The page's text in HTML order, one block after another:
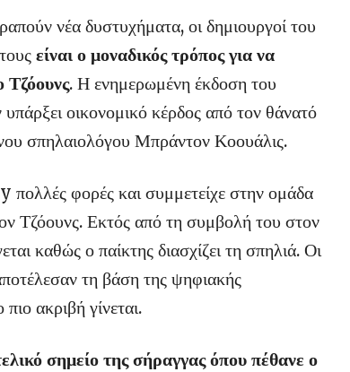
νέα δυστυχήματα, οι δημιουργοί του
είναι ο μοναδικός τρόπος για να
Τζόουνς. Η ενημερωμένη έκδοση του
οικονομικό κέρδος από τον θάνατό
σπηλαιολόγου Μπράντον Κοουάλις.
φορές και συμμετείχε στην ομάδα
Τζόουνς. Εκτός από τη συμβολή του στον
καθώς ο παίκτης διασχίζει τη σπηλιά. Οι
τη βάση της ψηφιακής
ακριβή γίνεται.
σημείο της σήραγγας όπου πέθανε ο